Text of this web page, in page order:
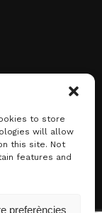
to store
will allow
this site. Not
features and
preferències